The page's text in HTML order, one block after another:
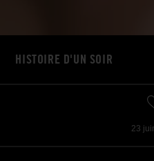
HISTOIRE D'UN SOIR
23